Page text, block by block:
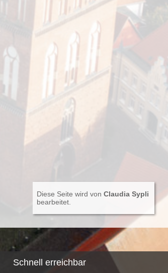
Diese Seite wird vonClaudia Sypli
bearbeitet.
Schnell erreichbar